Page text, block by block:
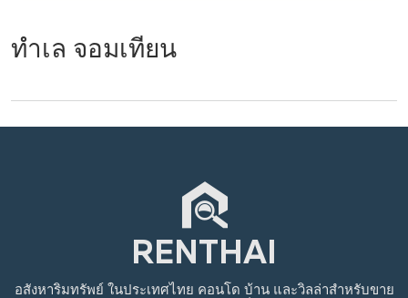
ทำเล จอมเทียน
อสังหาริมทรัพย์ ในประเทศไทย คอนโด บ้าน และวิลล่าสำหรับขาย